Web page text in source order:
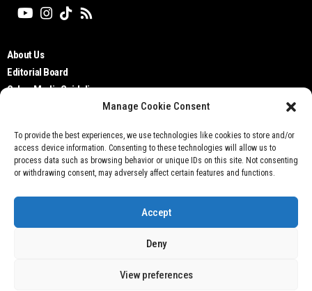
Manage Cookie Consent
To provide the best experiences, we use technologies like cookies to store and/or
access device information. Consenting to these technologies will allow us to
process data such as browsing behavior or unique IDs on this site. Not consenting
or withdrawing consent, may adversely affect certain features and functions.
Accept
Deny
View preferences
About Us
Editorial Board
Cyber Media Guidelines
Privacy Policy
Contact Us